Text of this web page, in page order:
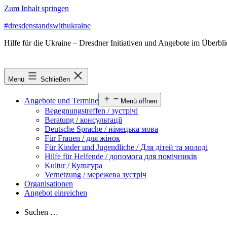
Zum Inhalt springen
#dresdenstandswithukraine
Hilfe für die Ukraine – Dresdner Initiativen und Angebote im
Menü Schließen
Angebote und Termine Menü öffnen
Begegnungstreffen / зустрічі
Beratung / консультації
Deutsche Sprache / німецька мова
Für Frauen / для жінок
Für Kinder und Jugendliche / Для дітей та молоді
Hilfe für Helfende / допомога для помічників
Kultur / Культура
Vernetzung / мережева зустріч
Organisationen
Angebot einreichen
Suchen …